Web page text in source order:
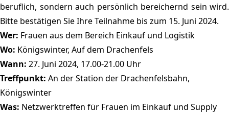
beruflich, sondern auch persönlich bereichernd sein wird.
Bitte bestätigen Sie Ihre Teilnahme bis zum 15. Juni 2024.
Wer: Frauen aus dem Bereich Einkauf und Logistik
Wo: Königswinter, Auf dem Drachenfels
Wann: 27. Juni 2024, 17.00-21.00 Uhr
Treffpunkt: An der Station der Drachenfelsbahn,
Königswinter
Was: Netzwerktreffen für Frauen im Einkauf und Supply